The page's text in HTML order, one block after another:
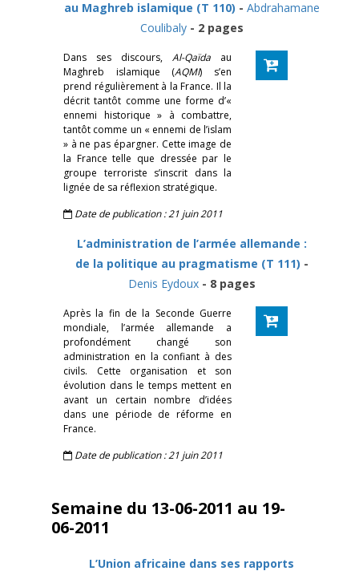
au Maghreb islamique (T 110) - Abdrahamane
Coulibaly- 2 pages
Dans ses discours, Al-Qaïda au
Maghreb islamique (AQMI) s’en
prend régulièrement à la France. Il la
décrit tantôt comme une forme d’«
ennemi historique » à combattre,
tantôt comme un « ennemi de l’islam
» à ne pas épargner. Cette image de
la France telle que dressée par le
groupe terroriste s’inscrit dans la
lignée de sa réflexion stratégique.
Date de publication : 21 juin 2011
L’administration de l’armée allemande :
de la politique au pragmatisme (T 111) -
Denis Eydoux- 8 pages
Après la fin de la Seconde Guerre
mondiale, l’armée allemande a
profondément changé son
administration en la confiant à des
civils. Cette organisation et son
évolution dans le temps mettent en
avant un certain nombre d’idées
dans une période de réforme en
France.
Date de publication : 21 juin 2011
Semaine du 13-06-2011 au 19-
06-2011
L’Union africaine dans ses rapports